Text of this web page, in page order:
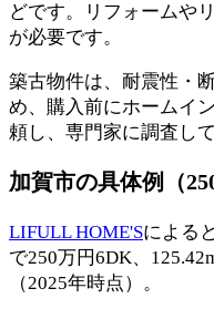
どです。リフォームや
が必要です。
築古物件は、耐震性・
め、購入前にホームイ
頼し、専門家に調査し
加賀市の具体例（
LIFULL HOME'Sによる
で250万円6DK、
（2025年時点）。